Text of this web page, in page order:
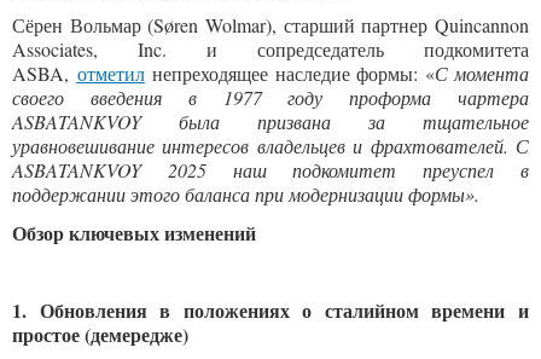
Сёрен Вольмар (Søren Wolmar), старший партнер Quincannon
Associates, Inc. и сопредседатель подкомитета
ASBA, отметилнепреходящее наследие формы: «С момента
своего введения в 1977 году проформа чартера
ASBATANKVOY была призвана за тщательное
уравновешивание интересов владельцев и фрахтователей. С
ASBATANKVOY 2025 наш подкомитет преуспел в
поддержании этого баланса при модернизации формы».
Обзор ключевых изменений
1. Обновления в положениях о сталийном времени и
простое (демередже)